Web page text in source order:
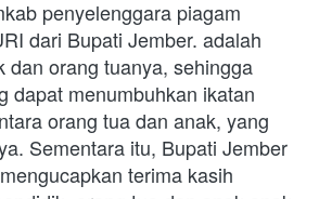
penyelenggara piagam
dari Bupati Jember. adalah
dan orang tuanya, sehingga
dapat menumbuhkan ikatan
orang tua dan anak, yang
Sementara itu, Bupati Jember
terima kasih